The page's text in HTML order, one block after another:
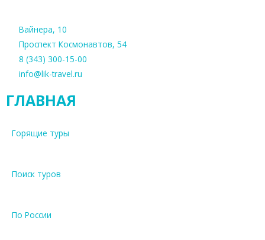
Вайнера, 10
Проспект Космонавтов, 54
8 (343) 300-15-00
info@lik-travel.ru
ГЛАВНАЯ
Горящие туры
Поиск туров
По России